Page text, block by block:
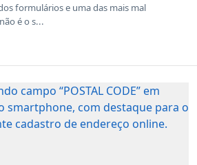
formulários e uma das mais mal
é o s...